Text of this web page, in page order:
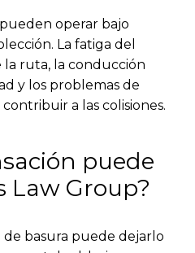
operar bajo
La fatiga del
ruta, la conducción
y los problemas de
a las colisiones.
puede
Law Group?
basura puede dejarlo